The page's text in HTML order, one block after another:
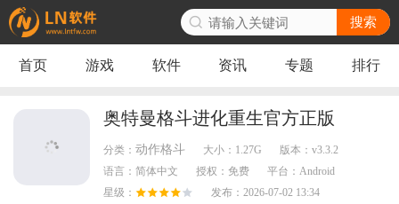
搜索
首页 游戏 软件 资讯 专题 排行
奥特曼格斗进化重生官方正版
分类： 动作格斗 大小： 1.27G 版本： v3.3.2
语言： 简体中文 授权： 免费 平台： Android
星级：
发布： 2026-07-02 13:34